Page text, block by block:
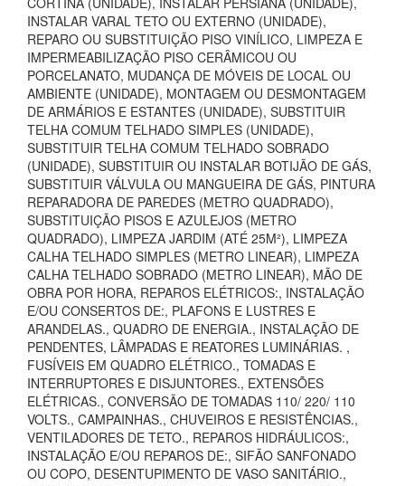
INSTALAR VARAL TETO OU EXTERNO (UNIDADE),
REPARO OU SUBSTITUIÇÃO PISO VINÍLICO, LIMPEZA E
IMPERMEABILIZAÇÃO PISO CERÂMICOU OU
PORCELANATO, MUDANÇA DE MÓVEIS DE LOCAL OU
AMBIENTE (UNIDADE), MONTAGEM OU DESMONTAGEM
DE ARMÁRIOS E ESTANTES (UNIDADE), SUBSTITUIR
TELHA COMUM TELHADO SIMPLES (UNIDADE),
SUBSTITUIR TELHA COMUM TELHADO SOBRADO
(UNIDADE), SUBSTITUIR OU INSTALAR BOTIJÃO DE GÁS,
SUBSTITUIR VÁLVULA OU MANGUEIRA DE GÁS, PINTURA
REPARADORA DE PAREDES (METRO QUADRADO),
SUBSTITUIÇÃO PISOS E AZULEJOS (METRO
QUADRADO), LIMPEZA JARDIM (ATÉ 25M²), LIMPEZA
CALHA TELHADO SIMPLES (METRO LINEAR), LIMPEZA
CALHA TELHADO SOBRADO (METRO LINEAR), MÃO DE
OBRA POR HORA, REPAROS ELÉTRICOS:, INSTALAÇÃO
E/OU CONSERTOS DE:, PLAFONS E LUSTRES E
ARANDELAS., QUADRO DE ENERGIA., INSTALAÇÃO DE
PENDENTES, LÂMPADAS E REATORES LUMINÁRIAS. ,
FUSÍVEIS EM QUADRO ELÉTRICO., TOMADAS E
INTERRUPTORES E DISJUNTORES., EXTENSÕES
ELÉTRICAS., CONVERSÃO DE TOMADAS 110/ 220/ 110
VOLTS., CAMPAINHAS., CHUVEIROS E RESISTÊNCIAS.,
VENTILADORES DE TETO., REPAROS HIDRÁULICOS:,
INSTALAÇÃO E/OU REPAROS DE:, SIFÃO SANFONADO
OU COPO, DESENTUPIMENTO DE VASO SANITÁRIO.,